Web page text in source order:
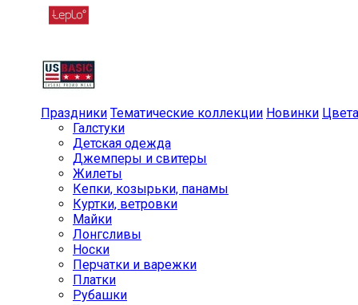
Праздники Тематические коллекции Новинки Цвета
Галстуки
Детская одежда
Джемперы и свитеры
Жилеты
Кепки, козырьки, панамы
Куртки, ветровки
Майки
Лонгсливы
Носки
Перчатки и варежки
Платки
Рубашки